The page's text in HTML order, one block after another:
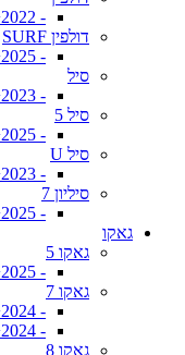
- 2022+
דולפין SURF
- 2025+
סיל
- 2023+
סיל 5
- 2025+
סיל U
- 2023+
סיליון 7
- 2025+
גאקו
גאקו 5
- 2025+
גאקו 7
- 2024+ (בנזין)
- 2024+ (פלאג אין)
גאקו 8